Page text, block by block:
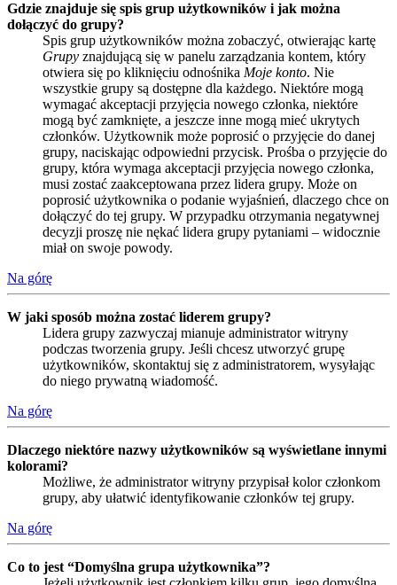
Gdzie znajduje się spis grup użytkowników i jak można
dołączyć do grupy?
Spis grup użytkowników można zobaczyć, otwierając kartę
Grupy znajdującą się w panelu zarządzania kontem, który
otwiera się po kliknięciu odnośnika Moje konto. Nie
wszystkie grupy są dostępne dla każdego. Niektóre mogą
wymagać akceptacji przyjęcia nowego członka, niektóre
mogą być zamknięte, a jeszcze inne mogą mieć ukrytych
członków. Użytkownik może poprosić o przyjęcie do danej
grupy, naciskając odpowiedni przycisk. Prośba o przyjęcie do
grupy, która wymaga akceptacji przyjęcia nowego członka,
musi zostać zaakceptowana przez lidera grupy. Może on
poprosić użytkownika o podanie wyjaśnień, dlaczego chce on
dołączyć do tej grupy. W przypadku otrzymania negatywnej
decyzji proszę nie nękać lidera grupy pytaniami – widocznie
miał on swoje powody.
Na górę
W jaki sposób można zostać liderem grupy?
Lidera grupy zazwyczaj mianuje administrator witryny
podczas tworzenia grupy. Jeśli chcesz utworzyć grupę
użytkowników, skontaktuj się z administratorem, wysyłając
do niego prywatną wiadomość.
Na górę
Dlaczego niektóre nazwy użytkowników są wyświetlane innymi
kolorami?
Możliwe, że administrator witryny przypisał kolor członkom
grupy, aby ułatwić identyfikowanie członków tej grupy.
Na górę
Co to jest “Domyślna grupa użytkownika”?